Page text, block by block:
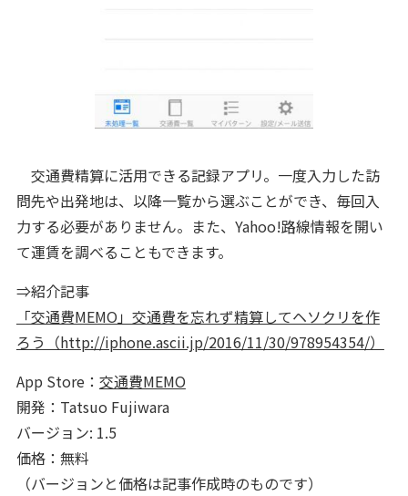
交通費精算に活用できる記録アプリ。一度入力した訪
問先や出発地は、以降一覧から選ぶことができ、毎回入
力する必要がありません。また、Yahoo!路線情報を開い
て運賃を調べることもできます。
⇒紹介記事
「交通費MEMO」交通費を忘れず精算してヘソクリを作
ろう（http://iphone.ascii.jp/2016/11/30/978954354/）
App Store： 交通費MEMO
開発：Tatsuo Fujiwara
バージョン: 1.5
価格：無料
（バージョンと価格は記事作成時のものです）